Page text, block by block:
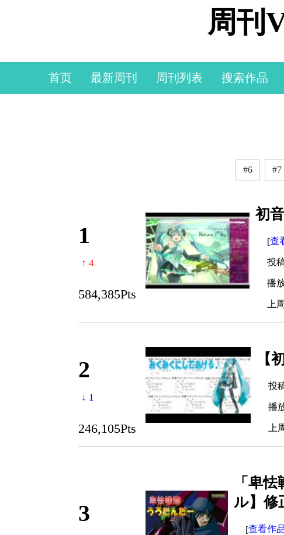
周刊
首页 最新周刊 周刊列表 搜索作品
#6 #7
1
↑ 4
584,385Pts
初
[查
投
播
上
2
↓ 1
246,105Pts
【
投
播
上
3
「卑
ル】修
[查看作